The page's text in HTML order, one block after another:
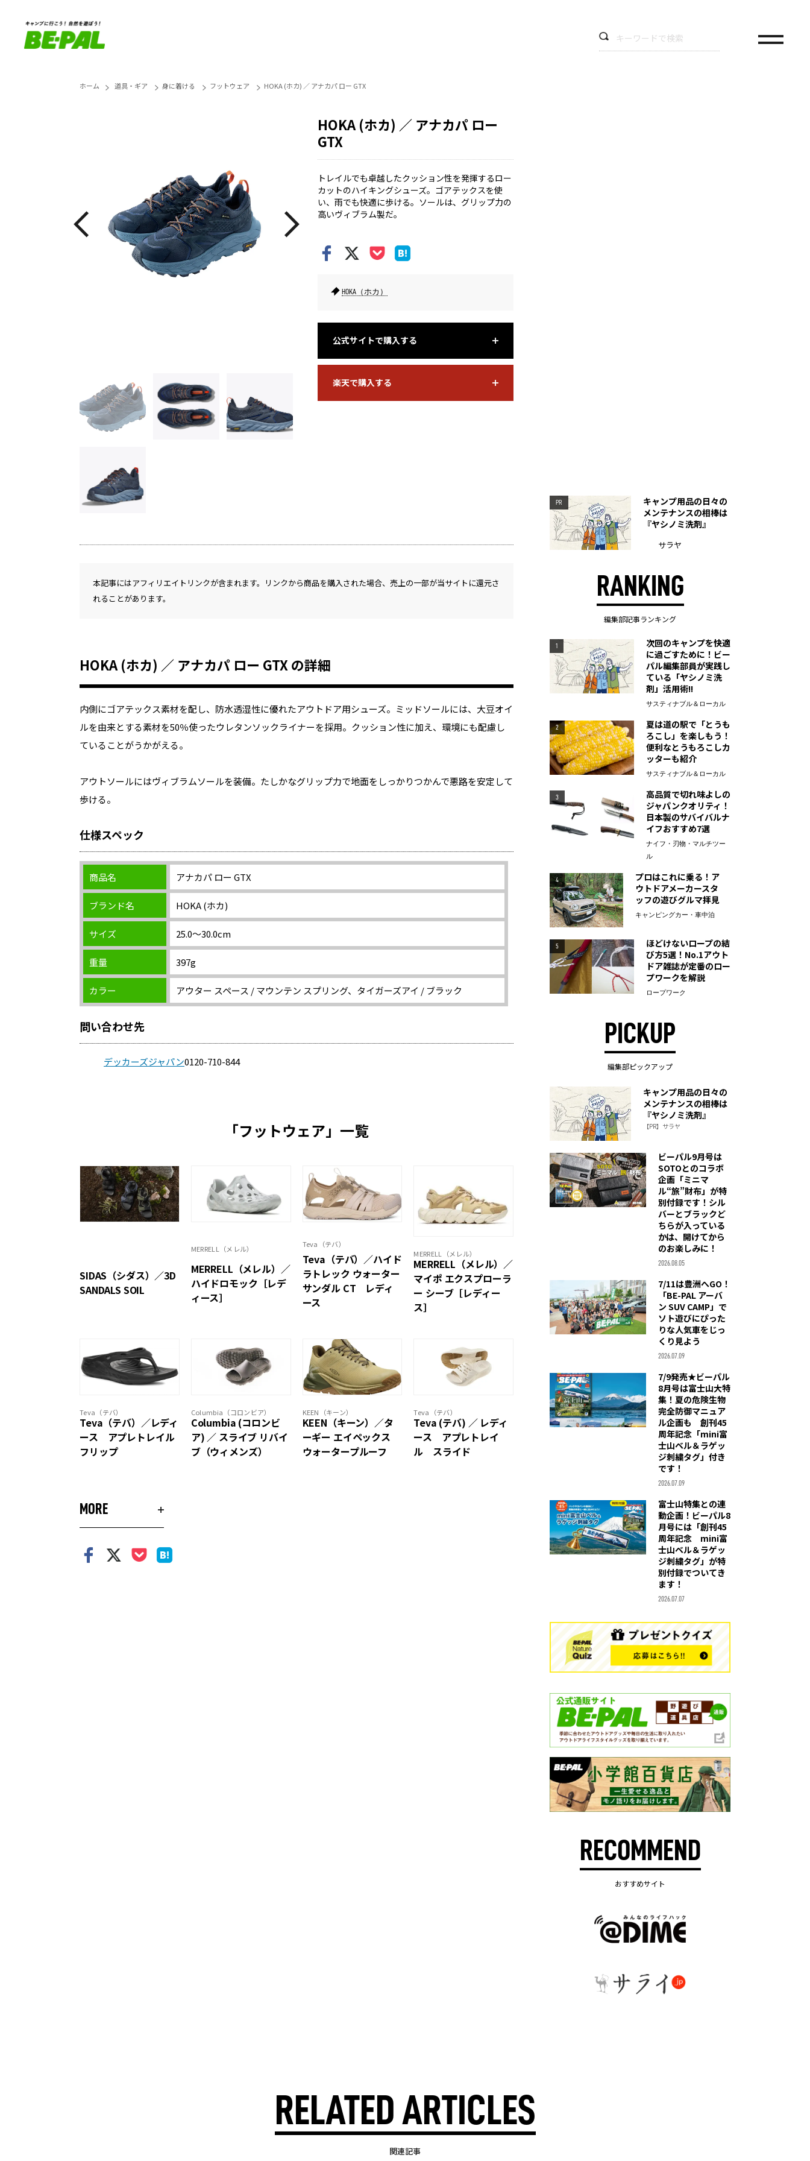
ホーム 道具・ギア 身に着ける フットウェア HOKA (ホカ) ／ アナカパ ロー GTX
着脱簡単なクイックレースフックを採用。
HOKA (ホカ) ／ アナカパ ロー
GTX
トレイルでも卓越したクッション性を発揮するロー
カットのハイキングシューズ。ゴアテックスを使
い、雨でも快適に歩ける。ソールは、グリップ力の
高いヴィブラム製だ。
HOKA（ホカ）
公式サイトで購入する
楽天で購入する
本記事にはアフィリエイトリンクが含まれます。リンクから商品を購入された場合、売上の一部が当サイトに還元さ
れることがあります。
HOKA (ホカ) ／ アナカパ ロー GTX の詳細
内側にゴアテックス素材を配し、防水透湿性に優れたアウトドア用シューズ。ミッドソールには、大豆オイ
ルを由来とする素材を50％使ったウレタンソックライナーを採用。クッション性に加え、環境にも配慮し
ていることがうかがえる。
アウトソールにはヴィブラムソールを装備。たしかなグリップ力で地面をしっかりつかんで悪路を安定して
歩ける。
仕様スペック
商品名 アナカパ ロー GTX
ブランド名 HOKA (ホカ)
サイズ 25.0～30.0cm
重量 397g
カラー アウター スペース / マウンテン スプリング、タイガーズアイ / ブラック
問い合わせ先
デッカーズジャパン0120-710-844
「フットウェア」一覧
SIDAS（シダス）／3D
SANDALS SOIL
MERRELL（メレル）
MERRELL（メレル）／
ハイドロモック［レデ
ィース］
Teva（テバ）
Teva（テバ）／ハイド
ラトレック ウォーター
サンダル CT レディ
ース
MERRELL（メレル）
MERRELL（メレル）／
マイポ エクスプローラ
ー シーブ［レディー
ス］
Teva（テバ）
Teva（テバ）／レディ
ース アプレトレイル
フリップ
Columbia（コロンビア）
Columbia (コロンビ
ア) ／ スライブ リバイ
ブ（ウィメンズ）
KEEN（キーン）
KEEN（キーン）／タ
ーギー エイペックス
ウォータープルーフ
Teva（テバ）
Teva (テバ) ／ レディ
ース アプレトレイ
ル スライド
MORE
PR
キャンプ用品の日々の
メンテナンスの相棒は
『ヤシノミ洗剤』
サラヤ
RANKING
編集部記事ランキング
1
次回のキャンプを快適
に過ごすために！ビー
パル編集部員が実践し
ている「ヤシノミ洗
剤」活用術!!
サスティナブル＆ローカル
2
夏は道の駅で「とうも
ろこし」を楽しもう！
便利なとうもろこしカ
ッターも紹介
サスティナブル＆ローカル
3
高品質で切れ味よしの
ジャパンクオリティ！
日本製のサバイバルナ
イフおすすめ7選
ナイフ・刃物・マルチツー
ル
4
プロはこれに乗る！ア
ウトドアメーカースタ
ッフの遊びグルマ拝見
キャンピングカー・車中泊
5
ほどけないロープの結
び方5選！No.1アウト
ドア雑誌が定番のロー
プワークを解説
ロープワーク
PICKUP
編集部ピックアップ
キャンプ用品の日々の
メンテナンスの相棒は
『ヤシノミ洗剤』
【PR】サラヤ
ビーパル9月号は
SOTOとのコラボ
企画「ミニマ
ル“旅”財布」が特
別付録です！シル
バーとブラックど
ちらが入っている
かは、開けてから
のお楽しみに！
2026.08.05
7/11は豊洲へGO！
「BE-PAL アーバ
ン SUV CAMP」で
ソト遊びにぴった
りな人気車をじっ
くり見よう
2026.07.09
7/9発売★ビーパル
8月号は富士山大特
集！夏の危険生物
完全防御マニュア
ル企画も 創刊45
周年記念「mini富
士山ベル＆ラゲッ
ジ刺繍タグ」付き
です！
2026.07.09
富士山特集との連
動企画！ビーパル8
月号には「創刊45
周年記念 mini富
士山ベル＆ラゲッ
ジ刺繍タグ」が特
別付録でついてき
ます！
2026.07.07
RECOMMEND
おすすめサイト
RELATED ARTICLES
関連記事